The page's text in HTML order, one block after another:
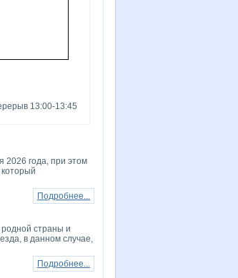
13:00-13:45
2026 года, при этом
Подробнее...
страны и
в данном случае,
Подробнее...